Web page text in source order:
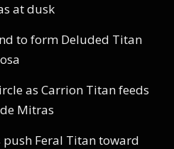
at dusk
to form Deluded Titan
as Carrion Titan feeds
Mitras
push Feral Titan toward